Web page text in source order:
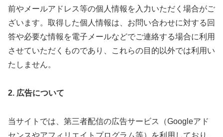
前やメールアドレス等の個人情報を入力いただく場合がご
ざいます。取得した個人情報は、お問い合わせに対する回
答や必要な情報を電子メールなどでご連絡する場合に利用
させていただくものであり、これらの目的以外では利用い
たしません。
2. 広告について
当サイトでは、第三者配信の広告サービス（Googleアド
センスやアフィリエイトプログラム等）を利用しており、